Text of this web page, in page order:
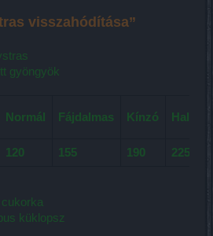
visszahódítása”
gyöngyök
Normál Fájdalmas Kínzó Halálos
120 155 190 225
küklopsz